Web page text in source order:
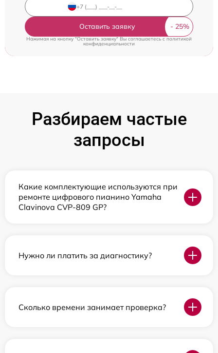
Оставить заявку
Нажимая на кнопку "Оставить заявку" Вы соглашаетесь cполитикой
конфиденциальности
Разбираем частые
запросы
Какие комплектующие используются при
ремонте цифрового пианино Yamaha
Clavinova CVP-809 GP?
Нужно ли платить за диагностику?
Сколько времени занимает проверка?